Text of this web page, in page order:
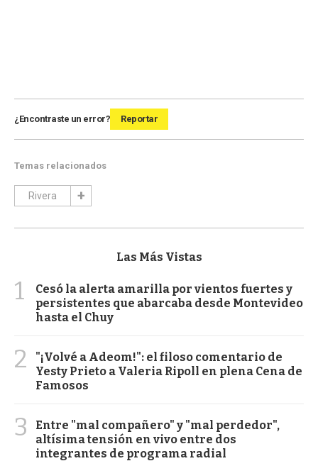
¿Encontraste un error? Reportar
Temas relacionados
Rivera
Las Más Vistas
1
Cesó la alerta amarilla por vientos fuertes y
persistentes que abarcaba desde Montevideo
hasta el Chuy
2
"¡Volvé a Adeom!": el filoso comentario de
Yesty Prieto a Valeria Ripoll en plena Cena de
Famosos
3
Entre "mal compañero" y "mal perdedor",
altísima tensión en vivo entre dos
integrantes de programa radial